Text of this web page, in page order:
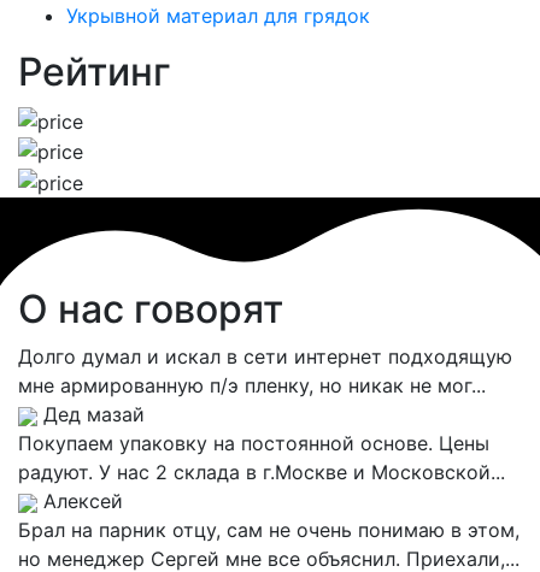
Укрывной материал для грядок
Рейтинг
О нас говорят
Долго думал и искал в сети интернет подходящую
мне армированную п/э пленку, но никак не мог...
Дед мазай
Покупаем упаковку на постоянной основе. Цены
радуют. У нас 2 склада в г.Москве и Московской...
Алексей
Брал на парник отцу, сам не очень понимаю в этом,
но менеджер Сергей мне все объяснил. Приехали,...